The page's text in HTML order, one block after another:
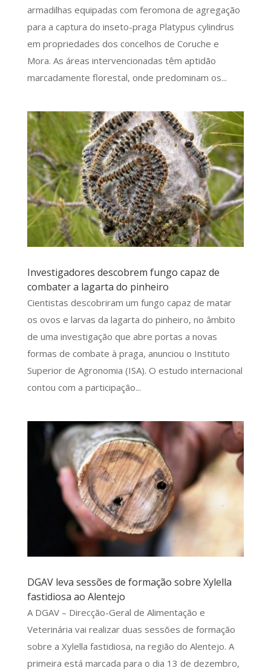
armadilhas equipadas com feromona de agregação
para a captura do inseto-praga Platypus cylindrus
em propriedades dos concelhos de Coruche e
Mora. As áreas intervencionadas têm aptidão
marcadamente florestal, onde predominam os...
Investigadores descobrem fungo capaz de
combater a lagarta do pinheiro
Cientistas descobriram um fungo capaz de matar
os ovos e larvas da lagarta do pinheiro, no âmbito
de uma investigação que abre portas a novas
formas de combate à praga, anunciou o Instituto
Superior de Agronomia (ISA). O estudo internacional
contou com a participação...
DGAV leva sessões de formação sobre Xylella
fastidiosa ao Alentejo
A DGAV – Direcção-Geral de Alimentação e
Veterinária vai realizar duas sessões de formação
sobre a Xylella fastidiosa, na região do Alentejo. A
primeira está marcada para o dia 13 de dezembro,